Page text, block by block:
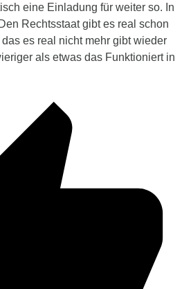
eine Einladung für weiter so. In
Rechtsstaat gibt es real schon
es real nicht mehr gibt wieder
als etwas das Funktioniert in